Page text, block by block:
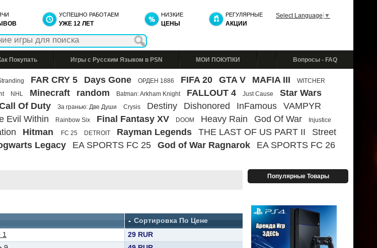
УСПЕШНО РАБОТАЕМ
УЖЕ 12 ЛЕТ
НИЗКИЕ
ЦЕНЫ
РЕГУЛЯРНЫЕ
АКЦИИ
Select Language ▼
Покупать Игры с Русским Языком в PSN МОИ ПОКУПКИ Вопросы - FAQ
FAR CRY 5 Days Gone ОРДЕН 1886 FIFA 20 GTA V MAFIA III WITCHER
NHL Minecraft random Batman: Arkham Knight FALLOUT 4 Just Cause
Star Wars
Of Duty За гранью: Две Души Crysis Destiny Dishonored InFamous
VAMPYR
Evil Within Rainbow Six Final Fantasy XV DOOM Heavy Rain God Of War
Injustice
Hitman FC 25 DETROIT Rayman Legends THE LAST OF US PART II
Street
Legacy EA SPORTS FC 25 God of War Ragnarok EA SPORTS FC 26
Популярные Товары
Сортировка По Цене
1
29 RUR